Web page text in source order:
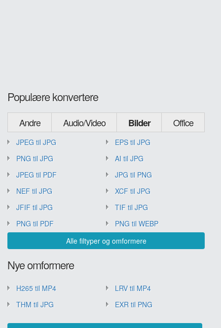
Populære konvertere
Andre Audio/Video Bilder Office
JPEG til JPG
EPS til JPG
PNG til JPG
AI til JPG
JPEG til PDF
JPG til PNG
NEF til JPG
XCF til JPG
JFIF til JPG
TIF til JPG
PNG til PDF
PNG til WEBP
Alle filtyper og omformere
Nye omformere
H265 til MP4
LRV til MP4
THM til JPG
EXR til PNG